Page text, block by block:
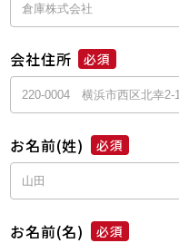
会社住所 必須
お名前(姓) 必須
お名前(名) 必須